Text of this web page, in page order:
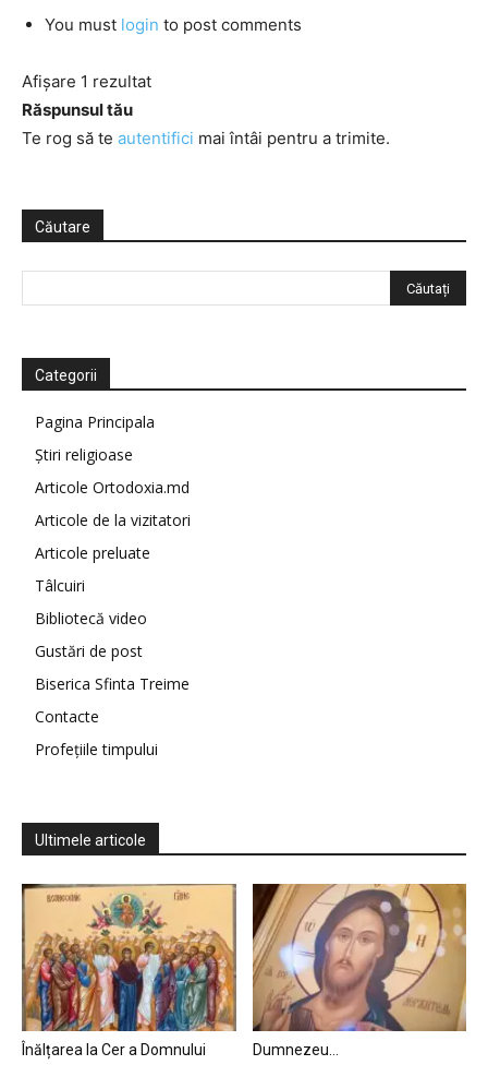
You must login to post comments
Afișare 1 rezultat
Răspunsul tău
Te rog să te autentifici mai întâi pentru a trimite.
Căutare
Categorii
Pagina Principala
Știri religioase
Articole Ortodoxia.md
Articole de la vizitatori
Articole preluate
Tâlcuiri
Bibliotecă video
Gustări de post
Biserica Sfinta Treime
Contacte
Profețiile timpului
Ultimele articole
Înălțarea la Cer a Domnului
Dumnezeu…